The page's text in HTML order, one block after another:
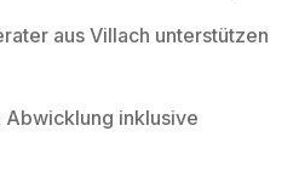
aus Villach unterstützen
Abwicklung inklusive